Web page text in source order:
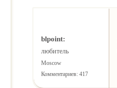
blpoint:
любитель
Moscow
Комментариев: 417